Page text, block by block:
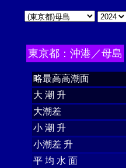
東京都：沖港／母島
略最高高潮面
大 潮 升
大潮差
小 潮 升
小潮差 升
平 均 水 面